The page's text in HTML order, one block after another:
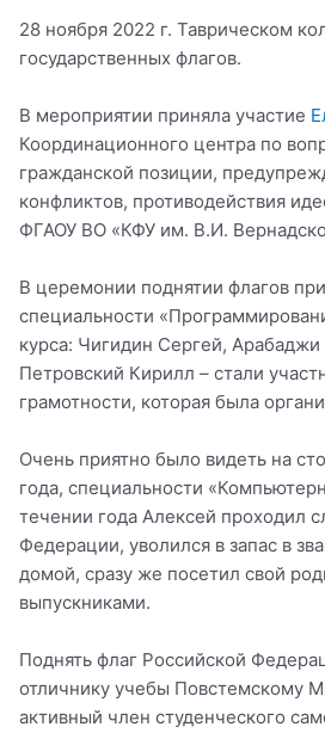
28 ноября 2022 г. Таврическом
государственных флагов.
В мероприятии приняла участие
Координационного центра по
гражданской позиции,
конфликтов, противодействия
ФГАОУ ВО «КФУ им. В.И.
В церемонии поднятии флагов
специальности
курса: Чигидин Сергей,
Петровский Кирилл – стали
грамотности, которая была
Очень приятно было видеть на
года, специальности
течении года Алексей проходил
Федерации, уволился в запас в
домой, сразу же посетил свой
выпускниками.
Поднять флаг Российской
отличнику учебы Повстемскому
активный член студенческого